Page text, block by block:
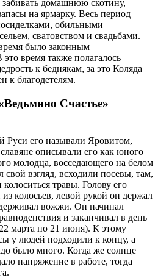
домашнюю скотину,
на ярмарку. Весь период
обильными
сватовством и свадьбами.
было законным
время также полагалось
к беднякам, за это Коляда
к благодетелям.
Счастье»
Руси его называли Яровитом,
описывали его как юного
молодца, восседающего на белом
взгляд, всходили посевы, там,
травы. Голову его
колосьев, левой рукой он держал
вожжи. Он начинал
и заканчивал в день
марта по 21 июня). К этому
у людей подходили к концу, а
было много. Когда же солнце
напряжение в работе, тогда